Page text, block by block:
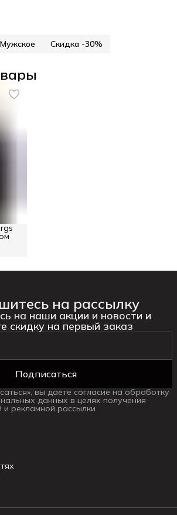
Мужское Скидка -30%
на рассылку
на наши акции и новости и
скидку на первый заказ
Подписаться
вы даете согласие на обработку
данных в целях получения
рекламной рассылки